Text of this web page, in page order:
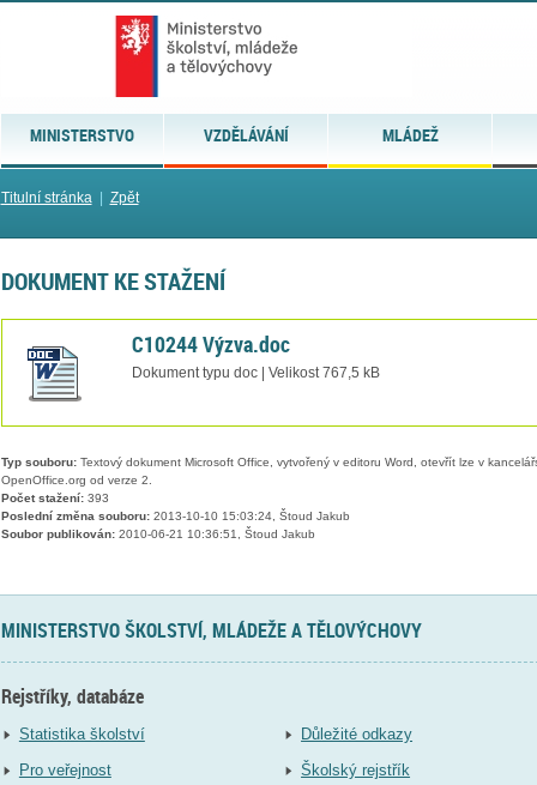
MINISTERSTVO VZDĚLÁVÁNÍ MLÁDEŽ
Titulní stránka| Zpět
DOKUMENT KE STAŽENÍ
C10244 Výzva.doc
Dokument typu doc | Velikost 767,5 kB
Typ souboru:Textový dokument Microsoft Office, vytvořený v editoru Word, otevřít lze v
OpenOffice.org od verze 2.
Počet stažení:393
Poslední změna souboru:2013-10-10 15:03:24, Štoud Jakub
Soubor publikován:2010-06-21 10:36:51, Štoud Jakub
MINISTERSTVO ŠKOLSTVÍ, MLÁDEŽE A TĚLOVÝCHOVY
Rejstříky, databáze
Statistika školství
Pro veřejnost
Důležité odkazy
Školský rejstřík